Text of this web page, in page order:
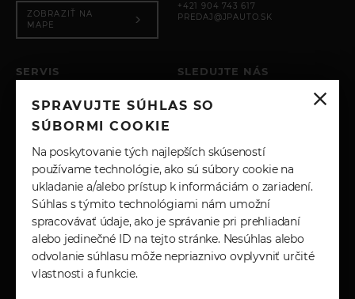
SPRAVUJTE SÚHLAS SO
SÚBORMI COOKIE
Na poskytovanie tých najlepších skúseností
používame technológie, ako sú súbory cookie na
ukladanie a/alebo prístup k informáciám o zariadení.
Súhlas s týmito technológiami nám umožní
spracovávať údaje, ako je správanie pri prehliadaní
alebo jedinečné ID na tejto stránke. Nesúhlas alebo
odvolanie súhlasu môže nepriaznivo ovplyvniť určité
vlastnosti a funkcie.
ZOBRAZIŤ NA
MAPE
+421 904 743 617
PREDAJ@JPAUTO.SK
SERVIS
PO – PIA: 8:00 - 17:00
SOBOTA: ZATVORENÉ
NEDEĽA: ZATVORENÉ
+421 904 743 617
SERVIS@JPAUTO.SK
SLEDUJTE NÁS
FACEBOOK
LINKEDIN
YOUTUBE